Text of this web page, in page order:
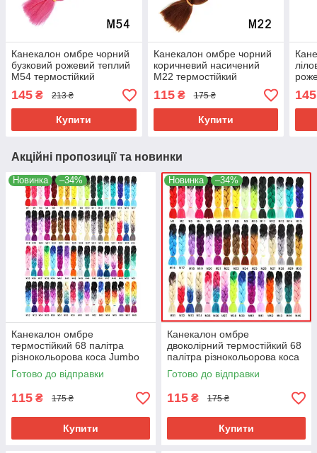
Канекалон омбре чорний
бузковий рожевий теплий
М54 термостійкий
різнокольорова коса
Jumbo довжина 60см вага
100гр для плетіння
145 ₴ 213 ₴
Купити
Канекалон омбре чорний
коричневий насичений
М22 термостійкий
різнокольорова коса
Jumbo довжина 60см вага
100гр для плетіння
115₴ 175 ₴
Купити
М59
145
Акційні пропозиції та новинки
Новинка –34%
Канекалон омбре
термостійкий 68 палітра
різнокольорова коса Jumbo
braid довжина 60см вага
100гр для плетіння
Готово до відправки
115 ₴ 175 ₴
Купити
Новинка –34%
Канекалон омбре
двоколірний термостійкий 68
палітра різнокольорова коса
Jumbo braid довжина 60см
вага 100гр для плетіння
Готово до відправки
115 ₴ 175 ₴
Купити